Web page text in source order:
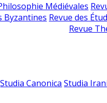
Médiévales
Byzantines Revue des
Revue
Studia Canonica Studia